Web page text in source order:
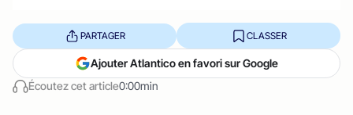
Écoutez cet article0:00min
PARTAGER CLASSER
Ajouter Atlantico en favori sur Google